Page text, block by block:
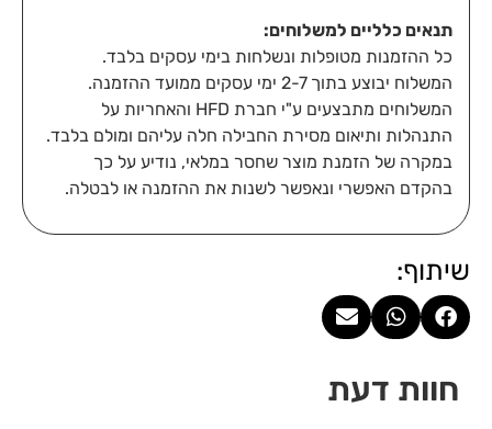
תנאים כלליים למשלוחים:
כל ההזמנות מטופלות ונשלחות בימי עסקים בלבד.
המשלוח יבוצע בתוך 2-7 ימי עסקים ממועד ההזמנה.
המשלוחים מתבצעים ע"י חברת HFD והאחריות על
התנהלות ותיאום מסירת החבילה חלה עליהם ומולם בלבד.
במקרה של הזמנת מוצר שחסר במלאי, נודיע על כך
בהקדם האפשרי ונאפשר לשנות את ההזמנה או לבטלה.
שיתוף:
חוות דעת